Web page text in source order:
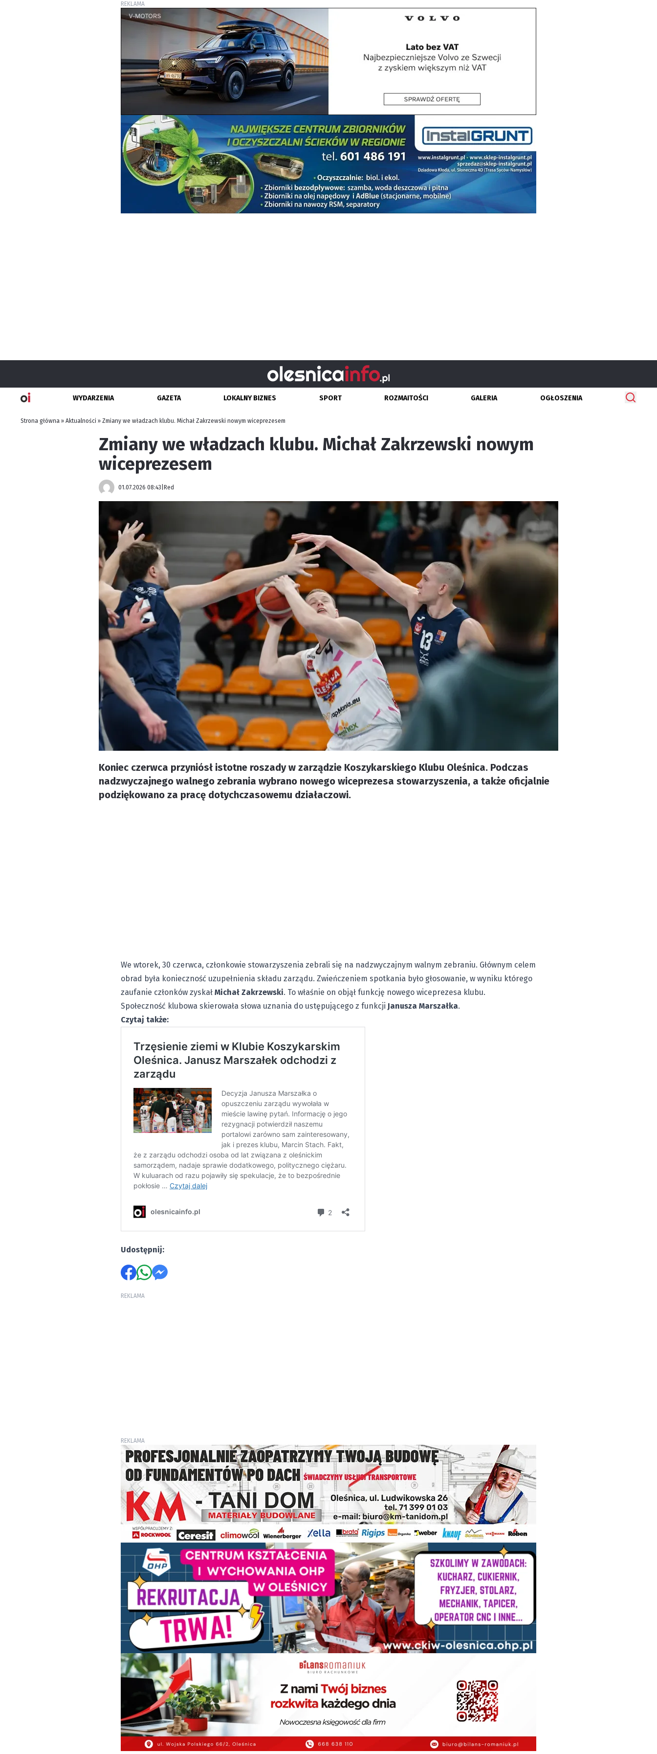
REKLAMA
WYDARZENIA GAZETA LOKALNY BIZNES SPORT ROZMAITOŚCI GALERIA OGŁOSZENIA
Strona główna » Aktualności » Zmiany we władzach klubu. Michał Zakrzewski nowym wiceprezesem
Zmiany we władzach klubu. Michał Zakrzewski nowym
wiceprezesem
01.07.2026 08:43 Red
Koniec czerwca przyniósł istotne roszady w zarządzie Koszykarskiego Klubu Oleśnica. Podczas
nadzwyczajnego walnego zebrania wybrano nowego wiceprezesa stowarzyszenia, a także oficjalnie
podziękowano za pracę dotychczasowemu działaczowi.
We wtorek, 30 czerwca, członkowie stowarzyszenia zebrali się na nadzwyczajnym walnym zebraniu. Głównym celem
obrad była konieczność uzupełnienia składu zarządu. Zwieńczeniem spotkania było głosowanie, w wyniku którego
zaufanie członków zyskał Michał Zakrzewski. To właśnie on objął funkcję nowego wiceprezesa klubu.
Społeczność klubowa skierowała słowa uznania do ustępującego z funkcji Janusza Marszałka.
Czytaj także:
Udostępnij:
REKLAMA
REKLAMA